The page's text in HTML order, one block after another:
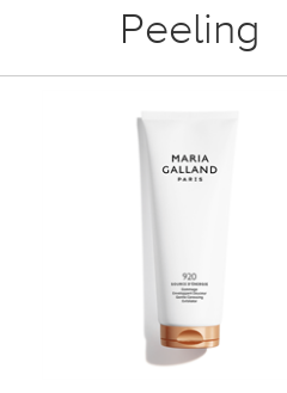
Peeling